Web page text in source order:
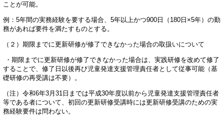
ことが可能。
例：5年間の実務経験を要する場合、5年以上かつ900日（180日×5年）の勤
務があれば要件を満たすものとする。
（２）期限までに更新研修が修了できなかった場合の取扱いについて
・期限までに更新研修が修了できなかった場合は、実践研修を改めて修了
することで、修了日以後再び児童発達支援管理責任者として従事可能（基
礎研修の再受講は不要）。
（注）令和6年3月31日までは平成30年度以前から児童発達支援管理責任者
等である者について、初回の更新研修受講時には更新研修受講のための実
務経験要件は問わない。